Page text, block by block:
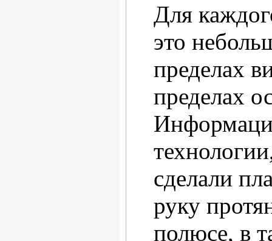
Для
это
пределах
пределах
сделали
руку
полюсе, в